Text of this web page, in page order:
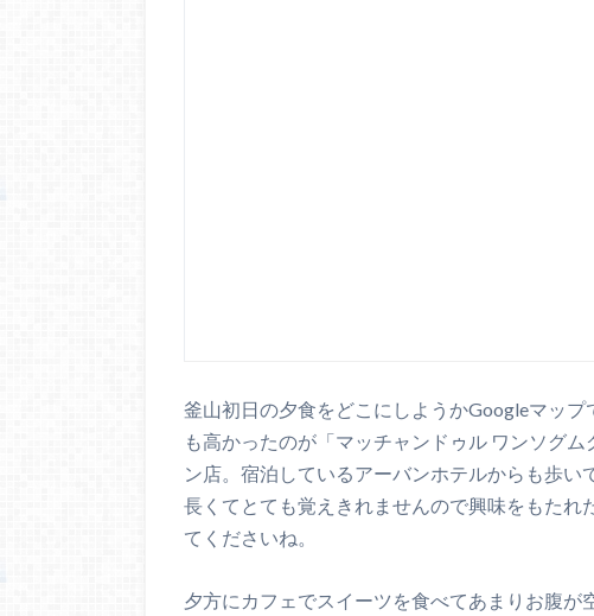
釜山初日の夕食をどこにしようかGoogleマッ
も高かったのが「マッチャンドゥル ワンソグ
ン店。宿泊しているアーバンホテルからも歩
長くてとても覚えきれませんので興味をもたれ
てくださいね。
夕方にカフェでスイーツを食べてあまりお腹が